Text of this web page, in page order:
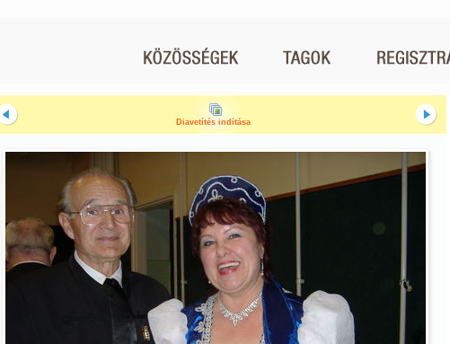
Diavetítés indítása